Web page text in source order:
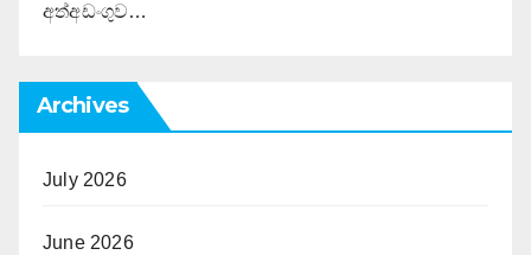
අත්අඩංගුව…
Archives
July 2026
June 2026